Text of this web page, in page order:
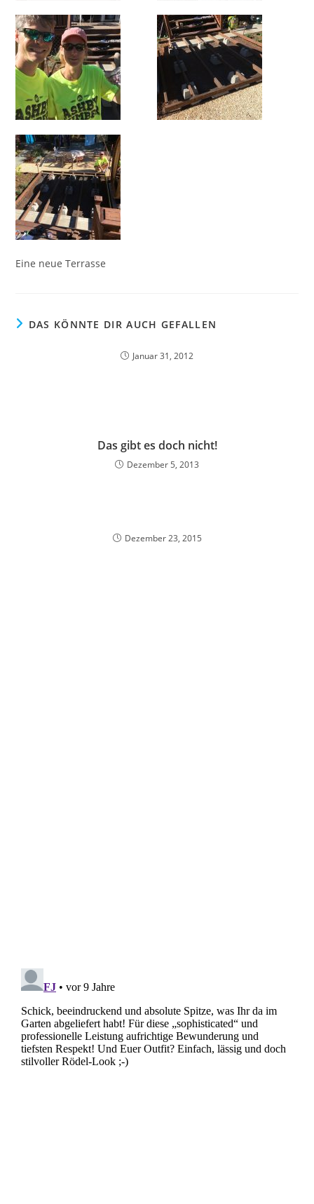
Eine neue Terrasse
DAS KÖNNTE DIR AUCH GEFALLEN
Januar 31, 2012
Das gibt es doch nicht!
Dezember 5, 2013
Dezember 23, 2015